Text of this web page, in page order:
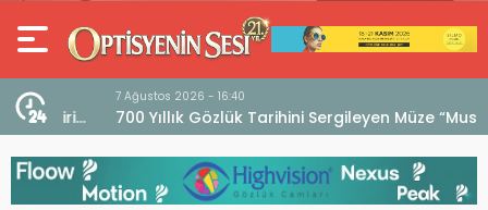
7 Ağustos 2026 - 16:40
700 Yıllık Gözlük Tarihini Sergileyen Müze “Museo
dell’Occhiale”